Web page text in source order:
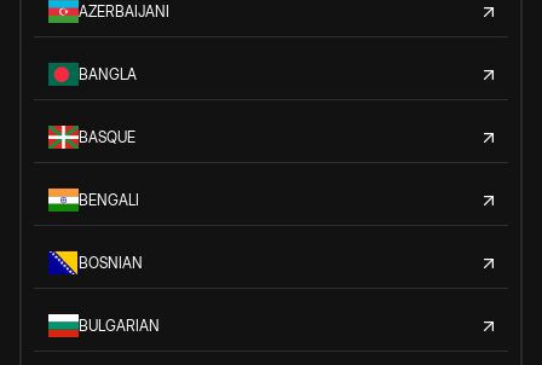
AZERBAIJANI
BANGLA
BASQUE
BENGALI
BOSNIAN
BULGARIAN